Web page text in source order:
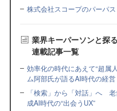
株式会社スコープのパーパス
業界キーパーソンと探
連載記事一覧
効率化の時代にあえて“超
ム阿部氏が語るAI時代の経
「検索」から「対話」へ
成AI時代の“出会うUX”